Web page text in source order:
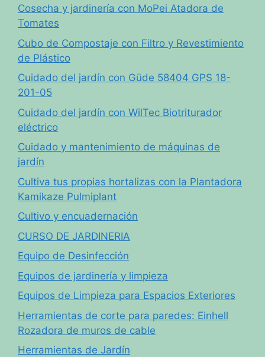
Cosecha y jardinería con MoPei Atadora de
Tomates
Cubo de Compostaje con Filtro y Revestimiento
de Plástico
Cuidado del jardín con Güde 58404 GPS 18-
201-05
Cuidado del jardín con WilTec Biotriturador
eléctrico
Cuidado y mantenimiento de máquinas de
jardín
Cultiva tus propias hortalizas con la Plantadora
Kamikaze Pulmiplant
Cultivo y encuadernación
CURSO DE JARDINERIA
Equipo de Desinfección
Equipos de jardinería y limpieza
Equipos de Limpieza para Espacios Exteriores
Herramientas de corte para paredes: Einhell
Rozadora de muros de cable
Herramientas de Jardín